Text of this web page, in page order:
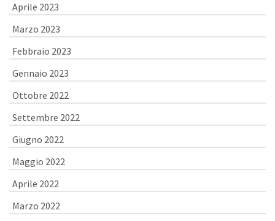
Aprile 2023
Marzo 2023
Febbraio 2023
Gennaio 2023
Ottobre 2022
Settembre 2022
Giugno 2022
Maggio 2022
Aprile 2022
Marzo 2022